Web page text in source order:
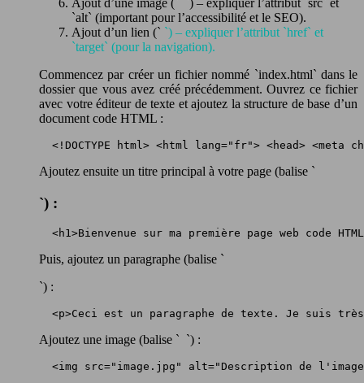
`alt` (important pour l’accessibilité et le SEO).
Ajout d’un lien (` `) – expliquer l’attribut `href` et
`target` (pour la navigation).
Commencez par créer un fichier nommé `index.html` dans le
dossier que vous avez créé précédemment. Ouvrez ce fichier
avec votre éditeur de texte et ajoutez la structure de base d’un
document code HTML :
<!DOCTYPE html> <html lang="fr"> <head>
Ajoutez ensuite un titre principal à votre page (balise `
`) :
<h1>Bienvenue sur ma première page web code
Puis, ajoutez un paragraphe (balise `
`) :
<p>Ceci est un paragraphe de texte. Je suis
Ajoutez une image (balise ` `) :
<img src="image.jpg" alt="Description de